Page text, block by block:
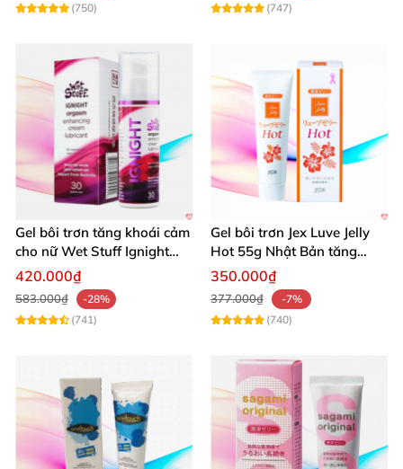
(750)
(747)
Gel bôi trơn tăng khoái cảm
cho nữ Wet Stuff Ignight
30g se khít âm đạo
420.000₫
583.000₫
-28%
(741)
Gel bôi trơn Jex Luve Jelly
Hot 55g Nhật Bản tăng
khoái cảm
350.000₫
377.000₫
-7%
(740)